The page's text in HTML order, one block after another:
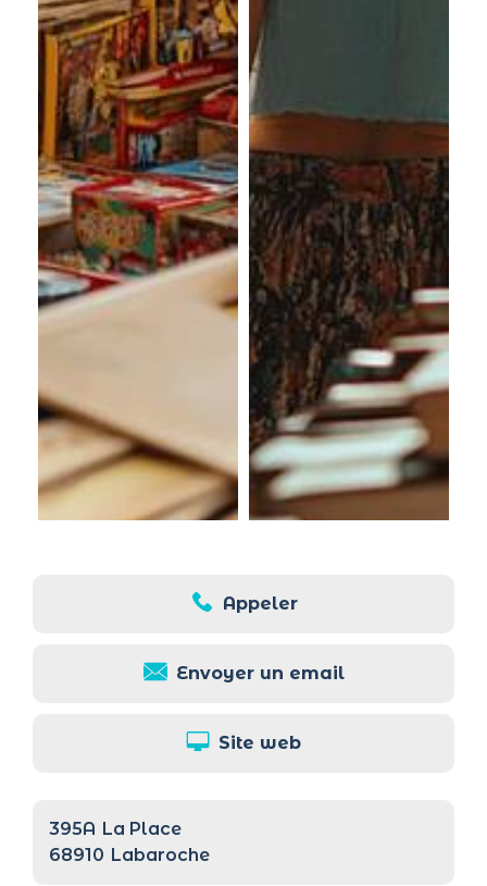
Appeler
Envoyer un email
Site web
395A La Place
68910 Labaroche